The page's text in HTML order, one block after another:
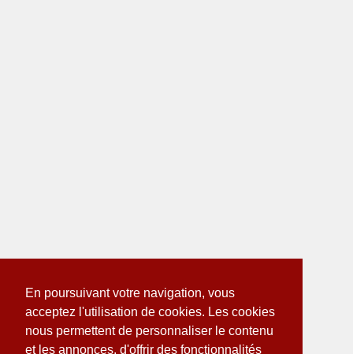
En poursuivant votre navigation, vous
acceptez l'utilisation de cookies. Les cookies
nous permettent de personnaliser le contenu
et les annonces, d'offrir des fonctionnalités